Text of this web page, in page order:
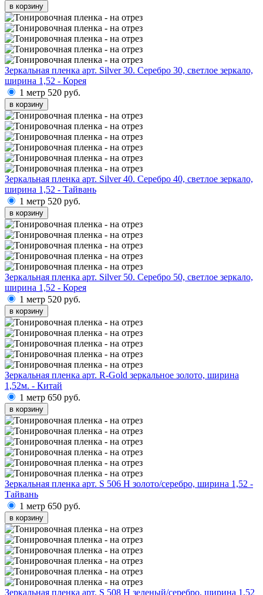
в корзину
Зеркальная пленка арт. Silver 30. Серебро 30, светлое зеркало,
ширина 1,52 - Корея
1 метр 520 руб.
в корзину
Зеркальная пленка арт. Silver 40. Серебро 40, светлое зеркало,
ширина 1,52 - Тайвань
1 метр 520 руб.
в корзину
Зеркальная пленка арт. Silver 50. Серебро 50, светлое зеркало,
ширина 1,52 - Корея
1 метр 520 руб.
в корзину
Зеркальная пленка арт. R-Gold зеркальное золото, ширина
1,52м. - Китай
1 метр 650 руб.
в корзину
Зеркальная пленка арт. S 506 H золото/серебро, ширина 1,52 -
Тайвань
1 метр 650 руб.
в корзину
Зеркальная пленка арт. S 508 H зеленый/серебро, ширина 1,52